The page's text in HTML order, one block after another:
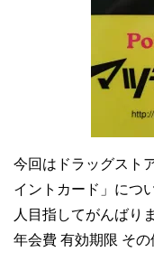
今回はドラッグスト
イントカード」につ
人目指してがんばり
年会費 有効期限 そ